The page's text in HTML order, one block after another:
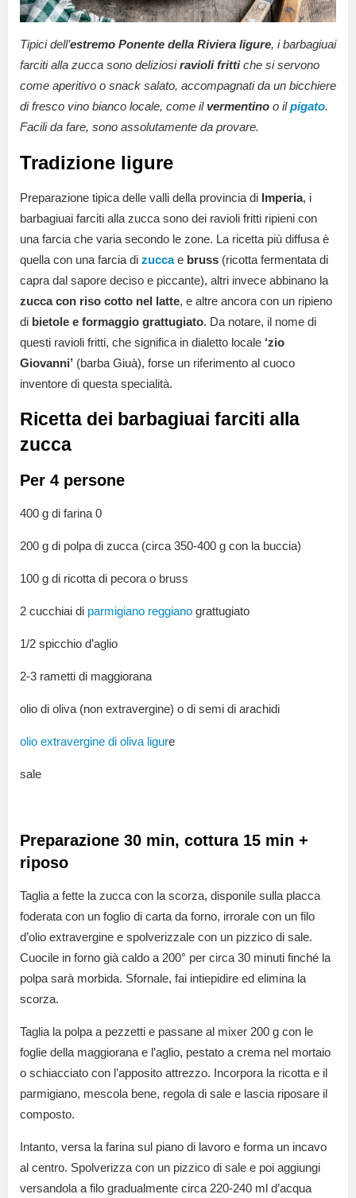
Tipici dell’estremo Ponente della Riviera ligure, i barbagiuai
farciti alla zucca sono deliziosiravioli frittiche si servono
come aperitivo o snack salato, accompagnati da un bicchiere
di fresco vino bianco locale, come il vermentino o ilpigato.
Facili da fare, sono assolutamente da provare.
Tradizione ligure
Preparazione tipica delle valli della provincia di Imperia, i
barbagiuai farciti alla zucca sono dei ravioli fritti ripieni con
una farcia che varia secondo le zone. La ricetta più diffusa è
quella con una farcia di zuccae bruss (ricotta fermentata di
capra dal sapore deciso e piccante), altri invece abbinano la
zucca con riso cotto nel latte, e altre ancora con un ripieno
di bietole e formaggio grattugiato. Da notare, il nome di
questi ravioli fritti, che significa in dialetto locale ‘zio
Giovanni’ (barba Giuà), forse un riferimento al cuoco
inventore di questa specialità.
Ricetta dei barbagiuai farciti alla
zucca
Per 4 persone
400 g di farina 0
200 g di polpa di zucca (circa 350-400 g con la buccia)
100 g di ricotta di pecora o bruss
2 cucchiai di parmigiano reggiano grattugiato
1/2 spicchio d’aglio
2-3 rametti di maggiorana
olio di oliva (non extravergine) o di semi di arachidi
olio extravergine di oliva ligure
sale
Preparazione 30 min, cottura 15 min +
riposo
Taglia a fette la zucca con la scorza, disponile sulla placca
foderata con un foglio di carta da forno, irrorale con un filo
d’olio extravergine e spolverizzale con un pizzico di sale.
Cuocile in forno già caldo a 200° per circa 30 minuti finché la
polpa sarà morbida. Sfornale, fai intiepidire ed elimina la
scorza.
Taglia la polpa a pezzetti e passane al mixer 200 g con le
foglie della maggiorana e l’aglio, pestato a crema nel mortaio
o schiacciato con l’apposito attrezzo. Incorpora la ricotta e il
parmigiano, mescola bene, regola di sale e lascia riposare il
composto.
Intanto, versa la farina sul piano di lavoro e forma un incavo
al centro. Spolverizza con un pizzico di sale e poi aggiungi
versandola a filo gradualmente circa 220-240 ml d’acqua